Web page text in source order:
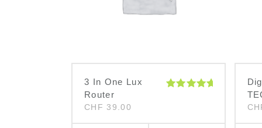
3 In One Lux
Router
CHF 39.00